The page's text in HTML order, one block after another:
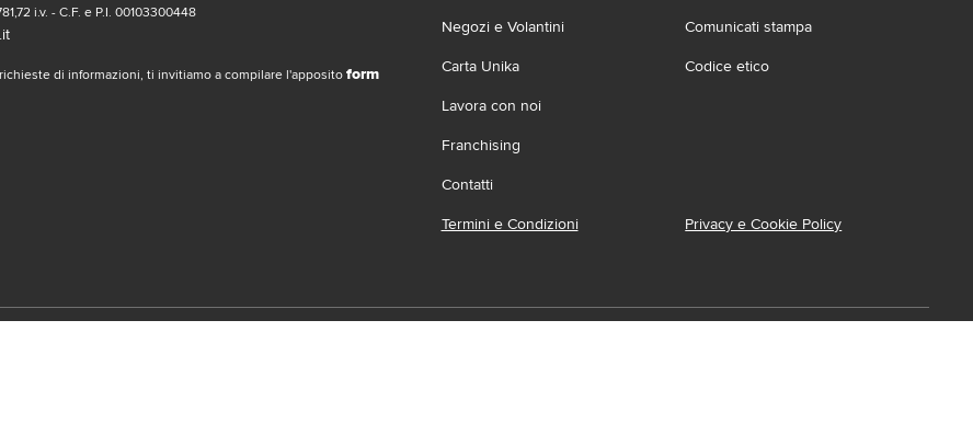
i.v. - C.F. e P.I. 00103300448
di informazioni, ti invitiamo a compilare l'apposito form
Negozi e Volantini
Carta Unika
Lavora con noi
Franchising
Contatti
Comunicati stampa
Codice etico
Termini e Condizioni Privacy e Cookie Policy